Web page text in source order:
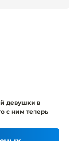
девушки в
с ним теперь